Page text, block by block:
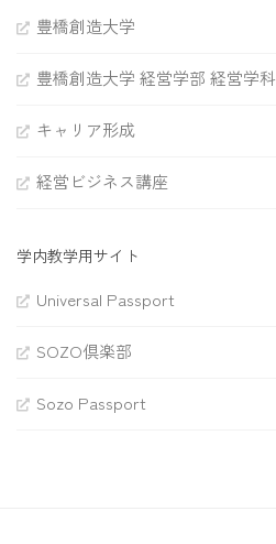
豊橋創造大学
豊橋創造大学 経営学部 経営学科
キャリア形成
経営ビジネス講座
学内教学用サイト
Universal Passport
SOZO倶楽部
Sozo Passport